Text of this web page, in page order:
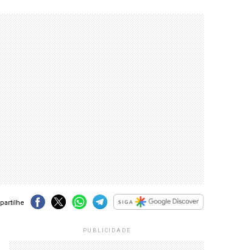
PUBLICIDADE